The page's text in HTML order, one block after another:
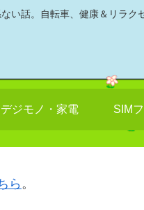
い話。自転車、健康＆リラ
デジモノ・家電 SIM
ら 。